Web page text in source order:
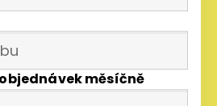
měsíčně